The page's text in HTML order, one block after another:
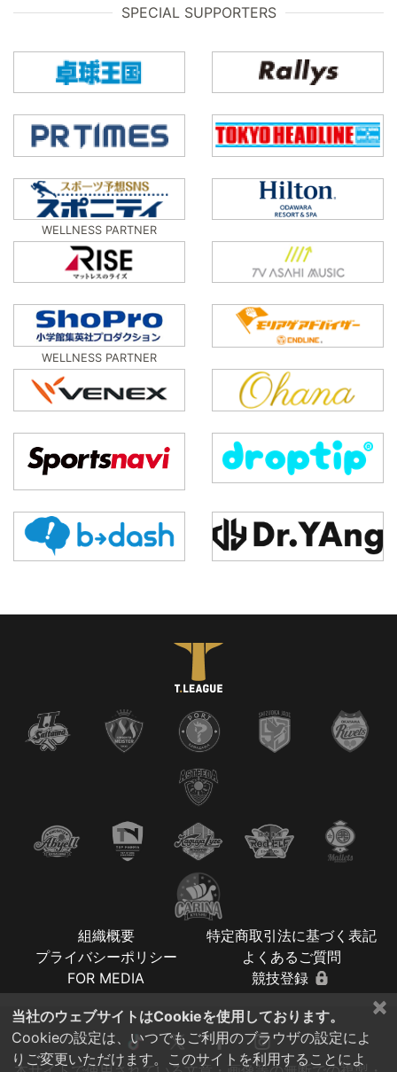
SPECIAL SUPPORTERS
WELLNESS PARTNER
WELLNESS PARTNER
組織概要
特定商取引法に基づく表記
プライバシーポリシー
よくあるご質問
FOR MEDIA
競技登録
×
当社のウェブサイトはCookieを使用しております。
Cookieの設定は、いつでもご利用のブラウザの設定によ
りご変更いただけます。このサイトを利用することによ